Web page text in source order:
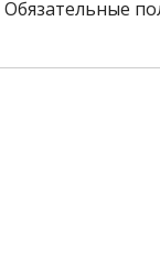
Обязательные